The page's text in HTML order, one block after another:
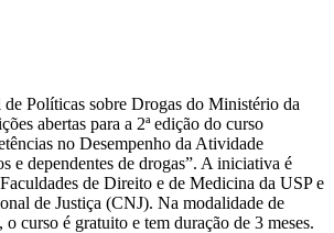
Políticas sobre Drogas do Ministério da
abertas para a 2ª edição do curso
no Desempenho da Atividade
e dependentes de drogas”. A iniciativa é
de Direito e de Medicina da USP e
de Justiça (CNJ). Na modalidade de
curso é gratuito e tem duração de 3 meses.